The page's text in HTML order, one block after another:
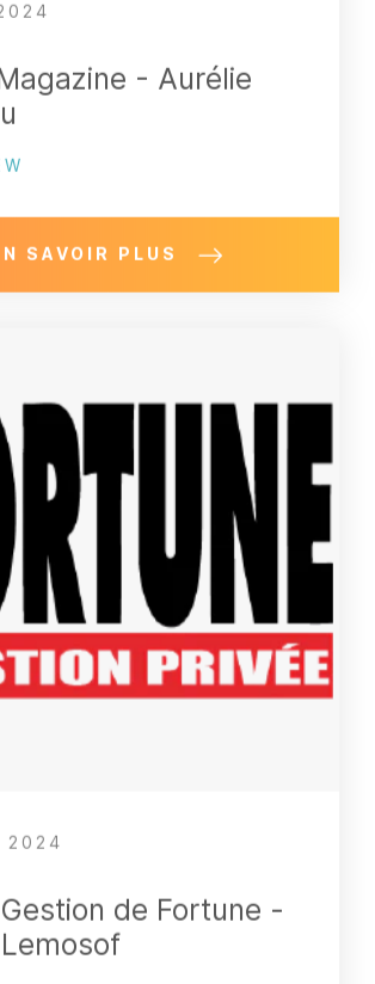
- Aurélie
SAVOIR PLUS
de Fortune -
2024